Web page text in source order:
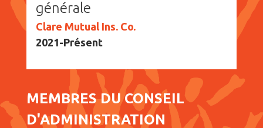
générale
Clare Mutual Ins. Co.
2021-Présent
MEMBRES DU CONSEIL
D'ADMINISTRATION